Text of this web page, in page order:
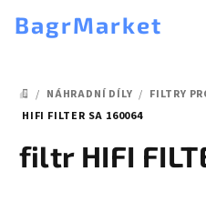
BagrMarket
DOMŮ
/ NÁHRADNÍ DÍLY / FILTRY
HIFI FILTER SA 160064
filtr HIFI